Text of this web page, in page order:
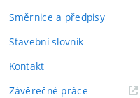
Směrnice a předpisy
Stavební slovník
Kontakt
Závěrečné práce(externí